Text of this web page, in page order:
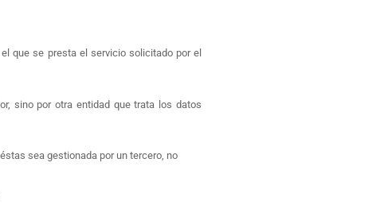
que se presta el servicio solicitado por el
sino por otra entidad que trata los datos
sea gestionada por un tercero, no